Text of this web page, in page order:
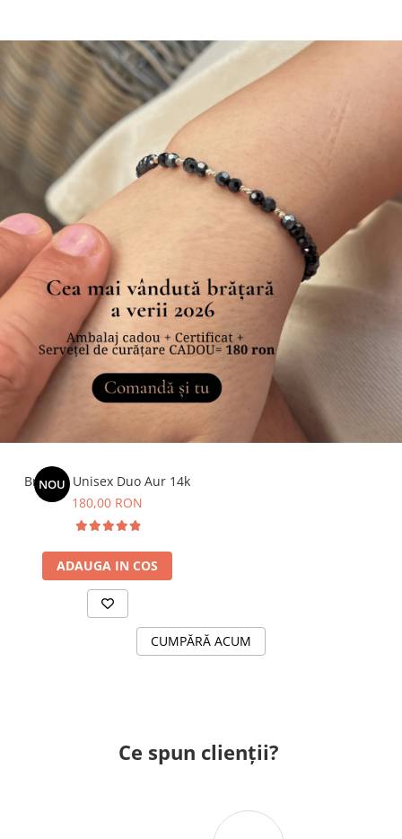
NOU
Bratara Unisex Duo Aur 14k
180,00 RON
ADAUGA IN COS
CUMPĂRĂ ACUM
Ce spun clienții?